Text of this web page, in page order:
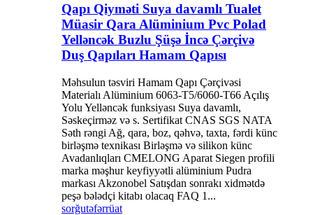
Qapı Qiyməti Suya davamlı Tualet
Müasir Qara Alüminium Pvc Polad
Yelləncək Buzlu Şüşə İncə Çərçivə
Duş Qapıları Hamam Qapısı
Məhsulun təsviri Hamam Qapı Çərçivəsi
Materialı Alüminium 6063-T5/6060-T66 Açılış
Yolu Yelləncək funksiyası Suya davamlı,
Səskeçirməz və s. Sertifikat CNAS SGS NATA
Səth rəngi Ağ, qara, boz, qəhvə, taxta, fərdi künc
birləşmə texnikası Birləşmə və silikon künc
Avadanlıqları CMELONG Aparat Siegen profili
marka məşhur keyfiyyətli alüminium Pudra
markası Akzonobel Satışdan sonrakı xidmətdə
peşə bələdçi kitabı olacaq FAQ 1...
sorğutəfərrüat